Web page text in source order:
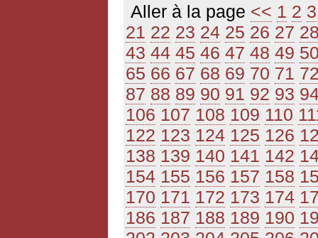
Aller à la page << 1 2 3
21 22 23 24 25 26 27
43 44 45 46 47 48 49
65 66 67 68 69 70 71
87 88 89 90 91 92 93
106 107 108 109 110
122 123 124 125 126
138 139 140 141 142
154 155 156 157 158
170 171 172 173 174
186 187 188 189 190